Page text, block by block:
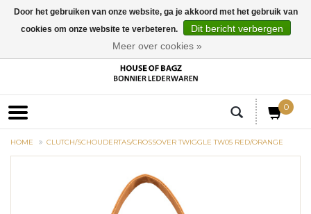
0
HOME CLUTCH/SCHOUDERTAS/CROSSOVER TWIGGLE TW05 RED/ORANGE
Door het gebruiken van onze website, ga je akkoord met het gebruik van
cookies om onze website te verbeteren.
Dit bericht verbergen
Meer over cookies »